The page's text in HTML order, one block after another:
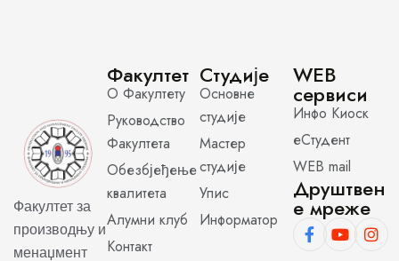
Факултет за
производњу и
менаџмент
Факултет
О Факултету
Руководство
Факултета
Обезбјеђење
квалитета
Алумни клуб
Контакт
Студије
Основне
студије
Мастер
студије
Упис
Информатор
WEB
сервиси
Инфо Киоск
еСтудент
WEB mail
Друштвен
е мреже